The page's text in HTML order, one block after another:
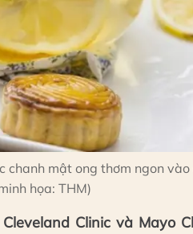
chanh mật ong thơm ngon
họa: THM)
Clinic và Mayo